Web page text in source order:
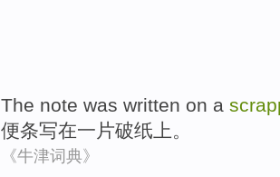
The note was written on a
便条写在一 片破纸 上。
《牛津词典》